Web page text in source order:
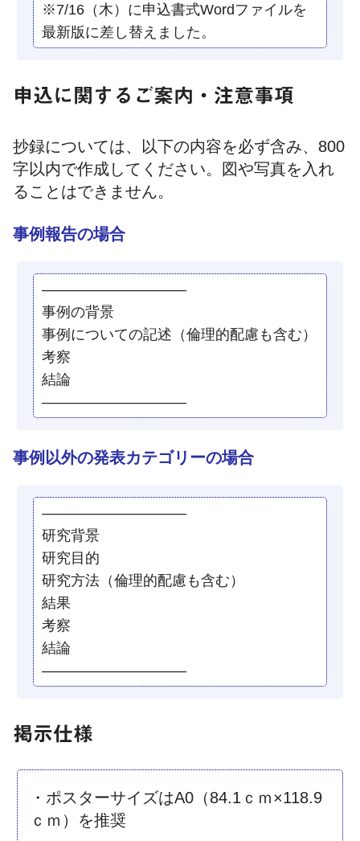
※7/16（木）に申込書式Wordファイルを
最新版に差し替えました。
申込に関するご案内・注意事項
抄録については、以下の内容を必ず含み、800
字以内で作成してください。図や写真を入れ
ることはできません。
事例報告の場合
——————————
事例の背景
事例についての記述（倫理的配慮も含む）
考察
結論
——————————
事例以外の発表カテゴリーの場合
——————————
研究背景
研究目的
研究方法（倫理的配慮も含む）
結果
考察
結論
——————————
掲示仕様
・ポスターサイズはA0（84.1ｃｍ×118.9
ｃｍ）を推奨